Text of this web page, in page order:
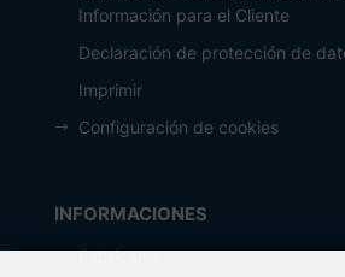
Información para el Cliente
Declaración de protección de
Imprimir
Configuración de cookies
INFORMACIONES
Fabricante